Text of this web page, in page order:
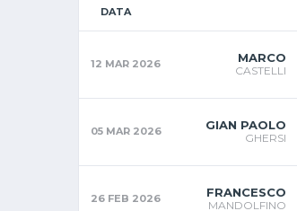
DATA
12 MAR 2026 MARCO
CASTELLI
05 MAR 2026 GIAN PAOLO
GHERSI
26 FEB 2026 FRANCESCO
MANDOLFINO